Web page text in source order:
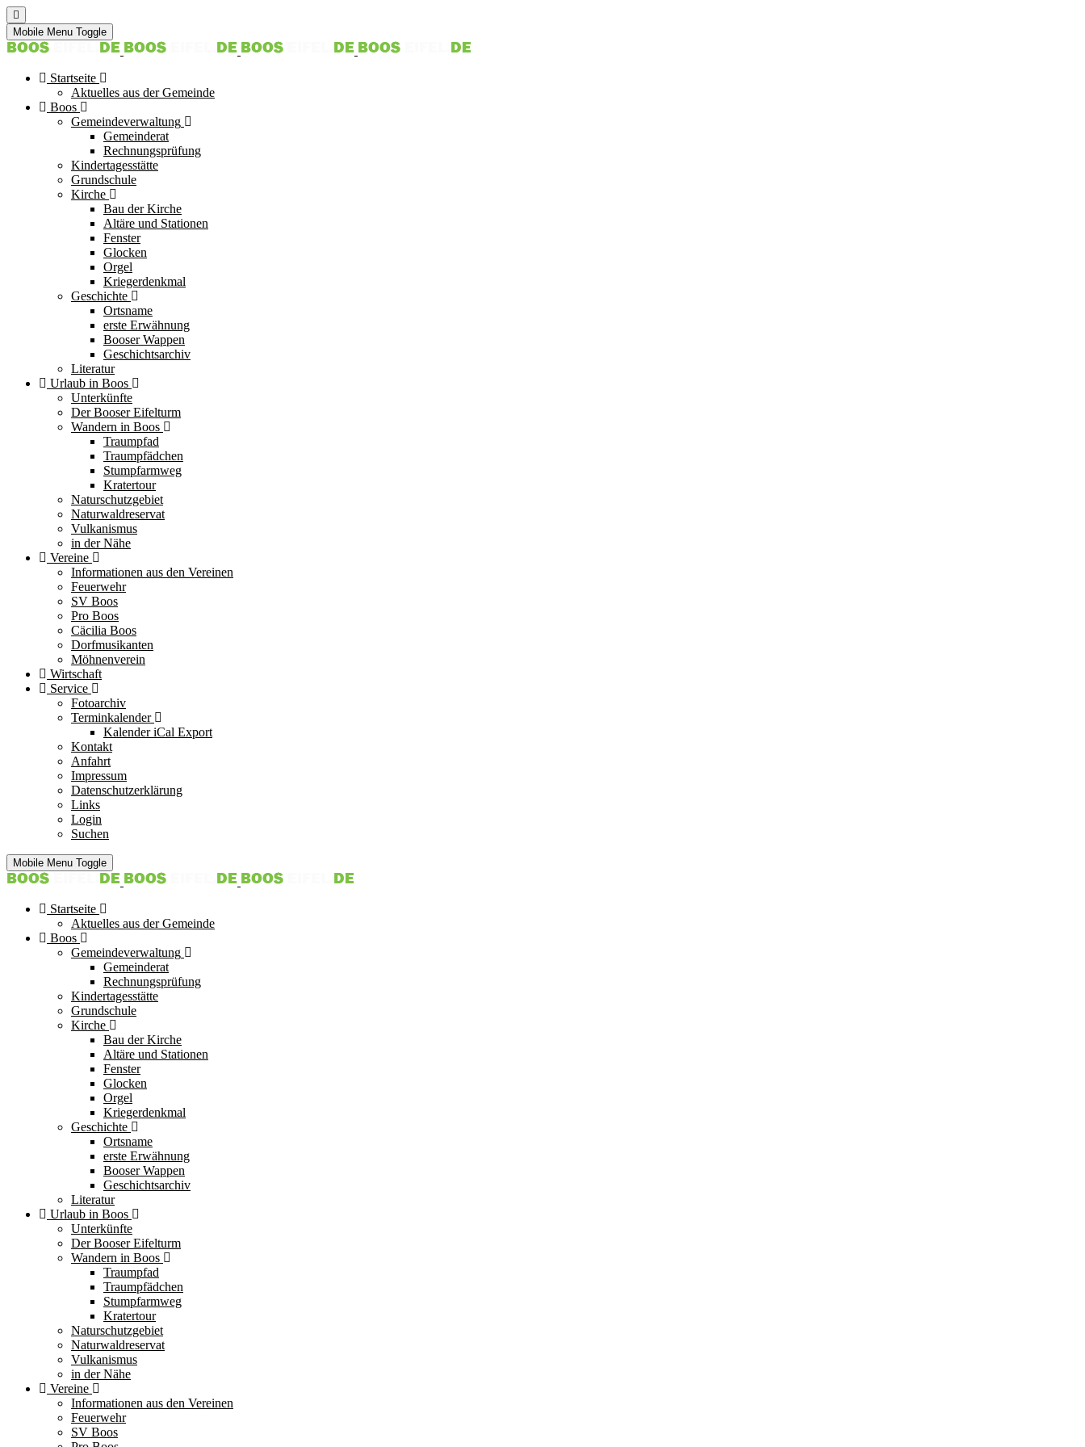
Mobile Menu Toggle
Startseite
Aktuelles aus der Gemeinde
Boos
Gemeindeverwaltung
Gemeinderat
Rechnungsprüfung
Kindertagesstätte
Grundschule
Kirche
Bau der Kirche
Altäre und Stationen
Fenster
Glocken
Orgel
Kriegerdenkmal
Geschichte
Ortsname
erste Erwähnung
Booser Wappen
Geschichtsarchiv
Literatur
Urlaub in Boos
Unterkünfte
Der Booser Eifelturm
Wandern in Boos
Traumpfad
Traumpfädchen
Stumpfarmweg
Kratertour
Naturschutzgebiet
Naturwaldreservat
Vulkanismus
in der Nähe
Vereine
Informationen aus den Vereinen
Feuerwehr
SV Boos
Pro Boos
Cäcilia Boos
Dorfmusikanten
Möhnenverein
Wirtschaft
Service
Fotoarchiv
Terminkalender
Kalender iCal Export
Kontakt
Anfahrt
Impressum
Datenschutzerklärung
Links
Login
Suchen
Mobile Menu Toggle
Startseite
Aktuelles aus der Gemeinde
Boos
Gemeindeverwaltung
Gemeinderat
Rechnungsprüfung
Kindertagesstätte
Grundschule
Kirche
Bau der Kirche
Altäre und Stationen
Fenster
Glocken
Orgel
Kriegerdenkmal
Geschichte
Ortsname
erste Erwähnung
Booser Wappen
Geschichtsarchiv
Literatur
Urlaub in Boos
Unterkünfte
Der Booser Eifelturm
Wandern in Boos
Traumpfad
Traumpfädchen
Stumpfarmweg
Kratertour
Naturschutzgebiet
Naturwaldreservat
Vulkanismus
in der Nähe
Vereine
Informationen aus den Vereinen
Feuerwehr
SV Boos